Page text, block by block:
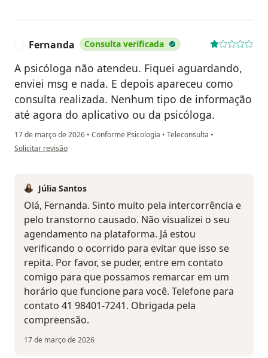
Fernanda Consulta verificada
A psicóloga não atendeu. Fiquei aguardando,
enviei msg e nada. E depois apareceu como
consulta realizada. Nenhum tipo de informação
até agora do aplicativo ou da psicóloga.
17 de março de 2026 • Conforme Psicologia • Teleconsulta •
na opinião do utilizador Fernanda
Solicitar revisão
Júlia Santos
Olá, Fernanda. Sinto muito pela intercorrência e
pelo transtorno causado. Não visualizei o seu
agendamento na plataforma. Já estou
verificando o ocorrido para evitar que isso se
repita. Por favor, se puder, entre em contato
comigo para que possamos remarcar em um
horário que funcione para você. Telefone para
contato 41 98401-7241. Obrigada pela
compreensão.
17 de março de 2026